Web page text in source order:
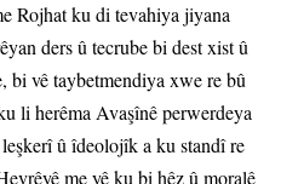
Rojhat ku di tevahiya jiyana
ders û tecrube bi dest xist û
bi vê taybetmendiya xwe re bû
li herêma Avaşînê perwerdeya
û îdeolojîk a ku standî re
me yê ku bi hêz û moralê